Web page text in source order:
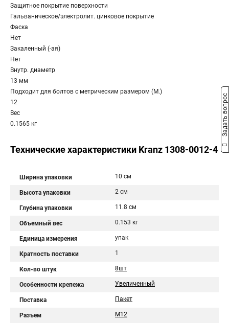
Защитное покрытие поверхности
Гальваническое/электролит. цинковое покрытие
Фаска
Нет
Закаленный (-ая)
Нет
Внутр. диаметр
13 мм
Подходит для болтов с метрическим размером (М.)
12
Вес
0.1565 кг
Технические характеристики Kranz 1308-0012-4
Ширина упаковки 10 см
Высота упаковки 2 см
Глубина упаковки 11.8 см
Объемный вес 0.153 кг
Единица измерения упак
Кратность поставки 1
Кол-во штук 8шт
Особенности крепежа Увеличенный
Поставка Пакет
Разъем M12
Задать вопрос